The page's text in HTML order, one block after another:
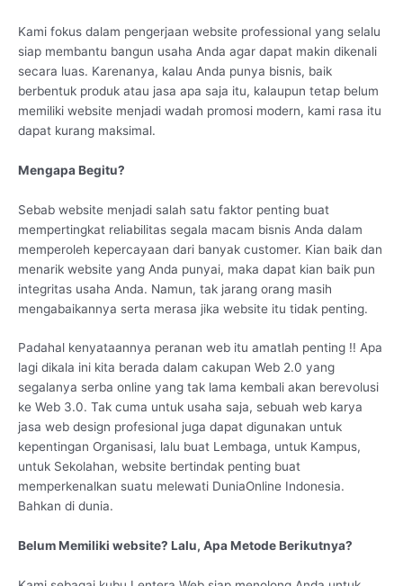
Kami fokus dalam pengerjaan website professional yang selalu
siap membantu bangun usaha Anda agar dapat makin dikenali
secara luas. Karenanya, kalau Anda punya bisnis, baik
berbentuk produk atau jasa apa saja itu, kalaupun tetap belum
memiliki website menjadi wadah promosi modern, kami rasa itu
dapat kurang maksimal.
Mengapa Begitu?
Sebab website menjadi salah satu faktor penting buat
mempertingkat reliabilitas segala macam bisnis Anda dalam
memperoleh kepercayaan dari banyak customer. Kian baik dan
menarik website yang Anda punyai, maka dapat kian baik pun
integritas usaha Anda. Namun, tak jarang orang masih
mengabaikannya serta merasa jika website itu tidak penting.
Padahal kenyataannya peranan web itu amatlah penting !! Apa
lagi dikala ini kita berada dalam cakupan Web 2.0 yang
segalanya serba online yang tak lama kembali akan berevolusi
ke Web 3.0. Tak cuma untuk usaha saja, sebuah web karya
jasa web design profesional juga dapat digunakan untuk
kepentingan Organisasi, lalu buat Lembaga, untuk Kampus,
untuk Sekolahan, website bertindak penting buat
memperkenalkan suatu melewati DuniaOnline Indonesia.
Bahkan di dunia.
Belum Memiliki website? Lalu, Apa Metode Berikutnya?